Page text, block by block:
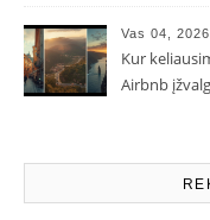
Vas 04, 2026
Kur
Airbnb